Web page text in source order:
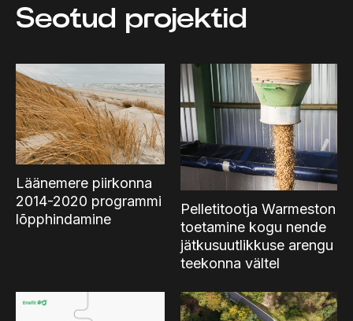
Seotud projektid
Läänemere piirkonna
2014-2020 programmi
lõpphindamine
Pelletitootja Warmeston
toetamine kogu nende
jätkusuutlikkuse arengu
teekonna vältel